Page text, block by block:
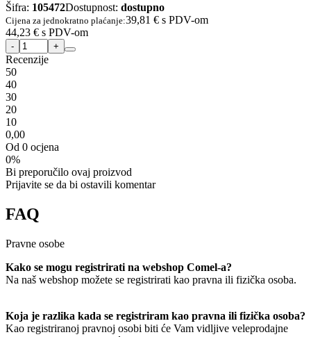
Šifra: 105472Dostupnost: dostupno
Cijena za jednokratno plaćanje:39,81 € s PDV-om
44,23 € s PDV-om
Recenzije
50
40
30
20
10
0,00
Od 0 ocjena
0%
Bi preporučilo ovaj proizvod
Prijavite se da bi ostavili komentar
FAQ
Pravne osobe
Kako se mogu registrirati na webshop Comel-a?
Na naš webshop možete se registrirati kao pravna ili fizička osoba.
Koja je razlika kada se registriram kao pravna ili fizička osoba?
Kao registriranoj pravnoj osobi biti će Vam vidljive veleprodajne